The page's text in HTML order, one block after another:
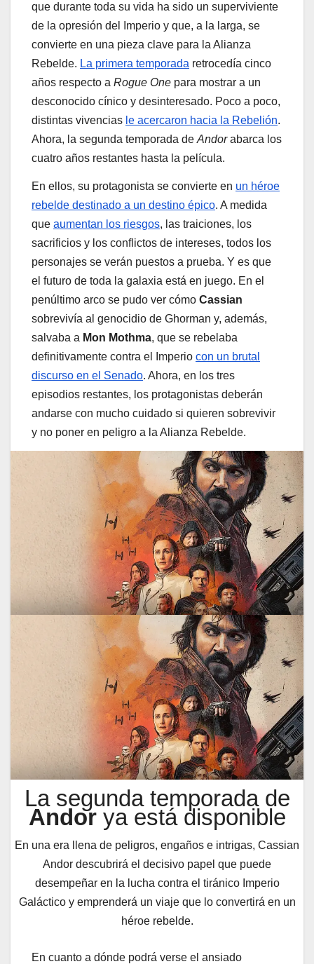
que durante toda su vida ha sido un superviviente
de la opresión del Imperio y que, a la larga, se
convierte en una pieza clave para la Alianza
Rebelde. La primera temporada retrocedía cinco
años respecto a Rogue One para mostrar a un
desconocido cínico y desinteresado. Poco a poco,
distintas vivencias le acercaron hacia la Rebelión.
Ahora, la segunda temporada de Andorabarca los
cuatro años restantes hasta la película.
En ellos, su protagonista se convierte en un héroe
rebelde destinado a un destino épico. A medida
que aumentan los riesgos, las traiciones, los
sacrificios y los conflictos de intereses, todos los
personajes se verán puestos a prueba. Y es que
el futuro de toda la galaxia está en juego. En el
penúltimo arco se pudo ver cómo Cassian
sobrevivía al genocidio de Ghorman y, además,
salvaba a Mon Mothma, que se rebelaba
definitivamente contra el Imperio con un brutal
discurso en el Senado. Ahora, en los tres
episodios restantes, los protagonistas deberán
andarse con mucho cuidado si quieren sobrevivir
y no poner en peligro a la Alianza Rebelde.
La segunda temporada de
Andorya está disponible
En una era llena de peligros, engaños e intrigas, Cassian
Andor descubrirá el decisivo papel que puede
desempeñar en la lucha contra el tiránico Imperio
Galáctico y emprenderá un viaje que lo convertirá en un
héroe rebelde.
En cuanto a dónde podrá verse el ansiado